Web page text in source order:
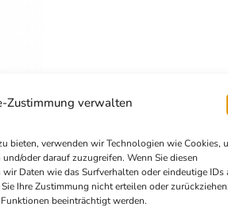
Zustimmung verwalten
bieten, verwenden wir Technologien wie Cookies,
oder darauf zuzugreifen. Wenn Sie diesen
Daten wie das Surfverhalten oder eindeutige IDs
Ihre Zustimmung nicht erteilen oder zurückziehen,
beeinträchtigt werden.